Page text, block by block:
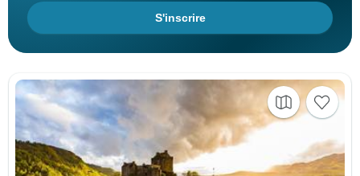
S'inscrire